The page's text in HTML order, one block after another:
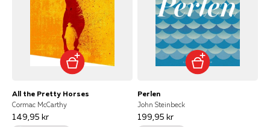
All the Pretty Horses
Cormac McCarthy
149,95 kr
Perlen
John Steinbeck
199,95 kr